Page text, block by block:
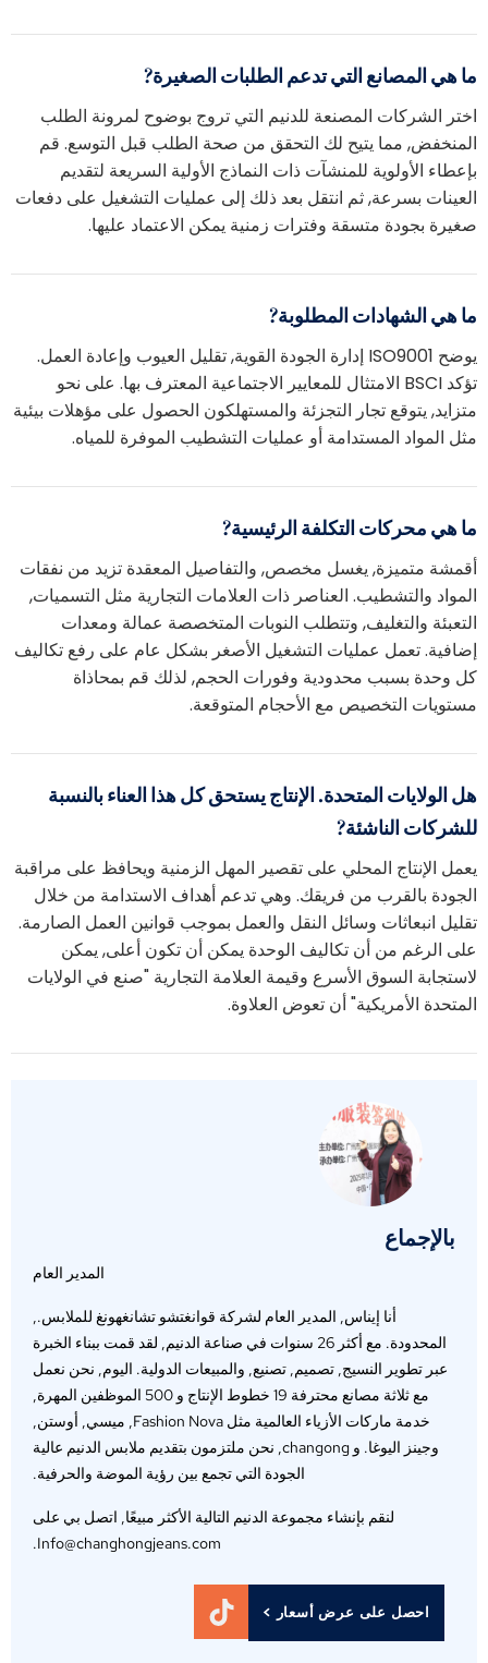
هي المصانع التي تدعم الطلبات الصغيرة?
الشركات المصنعة للدنيم التي تروج بوضوح لمرونة الطلب
مما يتيح لك التحقق من صحة الطلب قبل التوسع. قم
الأولوية للمنشآت ذات النماذج الأولية السريعة لتقديم
بسرعة, ثم انتقل بعد ذلك إلى عمليات التشغيل على دفعات
بجودة متسقة وفترات زمنية يمكن الاعتماد عليها.
هي الشهادات المطلوبة?
يوضح ISO9001 إدارة الجودة القوية, تقليل العيوب وإعادة العمل.
تؤكد BSCI الامتثال للمعايير الاجتماعية المعترف بها. على نحو
يتوقع تجار التجزئة والمستهلكون الحصول على مؤهلات بيئية
المواد المستدامة أو عمليات التشطيب الموفرة للمياه.
هي محركات التكلفة الرئيسية?
متميزة, يغسل مخصص, والتفاصيل المعقدة تزيد من نفقات
والتشطيب. العناصر ذات العلامات التجارية مثل التسميات,
والتغليف, وتتطلب النوبات المتخصصة عمالة ومعدات
تعمل عمليات التشغيل الأصغر بشكل عام على رفع تكاليف
وحدة بسبب محدودية وفورات الحجم, لذلك قم بمحاذاة
التخصيص مع الأحجام المتوقعة.
الولايات المتحدة. الإنتاج يستحق كل هذا العناء بالنسبة
الناشئة?
الإنتاج المحلي على تقصير المهل الزمنية ويحافظ على مراقبة
بالقرب من فريقك. وهي تدعم أهداف الاستدامة من خلال
انبعاثات وسائل النقل والعمل بموجب قوانين العمل الصارمة.
الرغم من أن تكاليف الوحدة يمكن أن تكون أعلى, يمكن
السوق الأسرع وقيمة العلامة التجارية "صنع في الولايات
الأمريكية" أن تعوض العلاوة.
بالإجماع
المدير العام
أنا إيناس, المدير العام لشركة قوانغتشو تشانغهونغ للملابس.,
المحدودة. مع أكثر 26 سنوات في صناعة الدنيم, لقد قمت ببناء الخبرة
عبر تطوير النسيج, تصميم, تصنيع, والمبيعات الدولية. اليوم, نحن نعمل
مع ثلاثة مصانع محترفة 19 خطوط الإنتاج و 500 الموظفين المهرة,
خدمة ماركات الأزياء العالمية مثل Fashion Nova, ميسي, أوستن,
وجينز اليوغا. و changong, نحن ملتزمون بتقديم ملابس الدنيم عالية
الجودة التي تجمع بين رؤية الموضة والحرفية.
لنقم بإنشاء مجموعة الدنيم التالية الأكثر مبيعًا, اتصل بي على
Info@changhongjeans.com.
احصل على عرض أسعار >